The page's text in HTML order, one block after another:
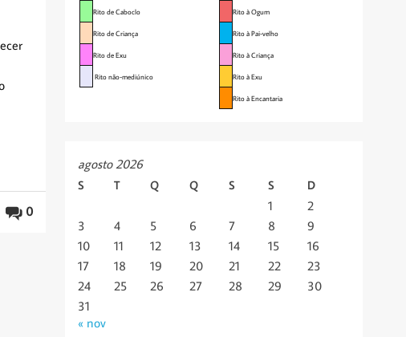
0
Rito de Caboclo Rito à Ogum
Rito de Criança Rito à Pai-velho
Rito de Exu Rito à Criança
Rito não-mediúnico Rito à Exu
Rito à Encantaria
agosto 2026
S T Q Q S S D
1
2
3
4 5 6 7 8
9
10
11 12 13 14 15
16
17
18 19 20 21 22
23
24
25 26 27 28 29
30
31
« nov